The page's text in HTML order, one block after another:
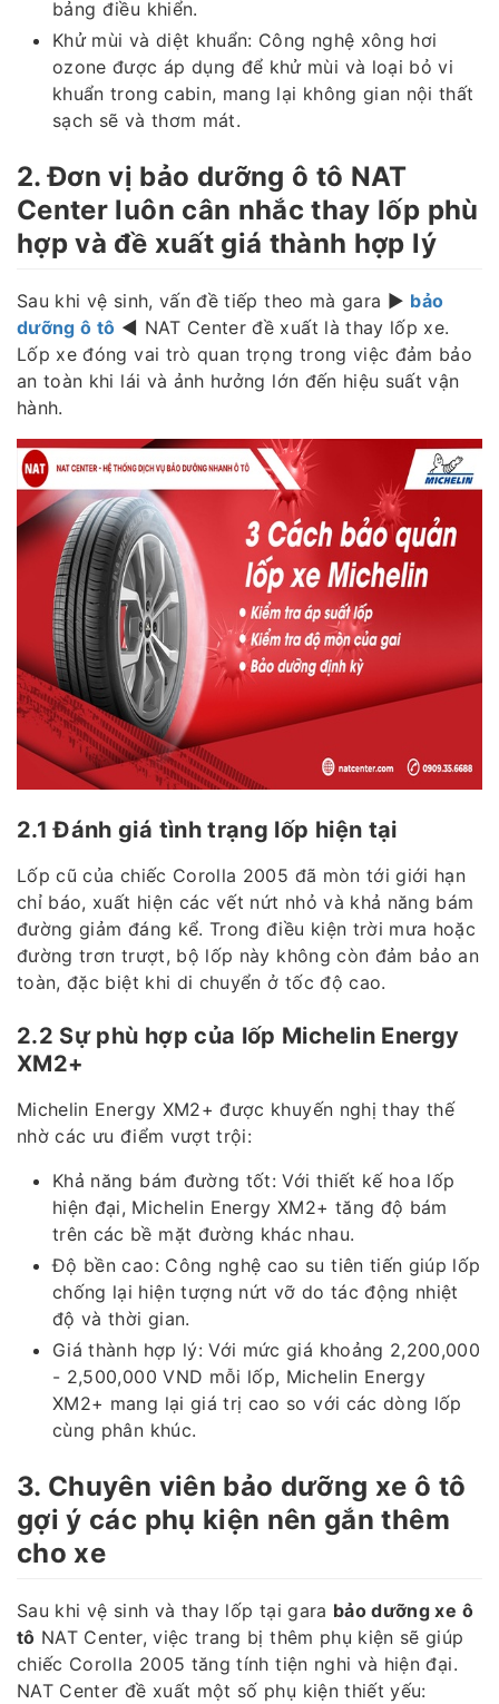
bảng điều khiển.
Khử mùi và diệt khuẩn: Công nghệ xông hơi
ozone được áp dụng để khử mùi và loại bỏ vi
khuẩn trong cabin, mang lại không gian nội thất
sạch sẽ và thơm mát.
2. Đơn vị bảo dưỡng ô tô NAT
Center luôn cân nhắc thay lốp phù
hợp và đề xuất giá thành hợp lý
Sau khi vệ sinh, vấn đề tiếp theo mà gara ▶️ bảo
dưỡng ô tô ◀️ NAT Center đề xuất là thay lốp xe.
Lốp xe đóng vai trò quan trọng trong việc đảm bảo
an toàn khi lái và ảnh hưởng lớn đến hiệu suất vận
hành.
2.1 Đánh giá tình trạng lốp hiện tại
Lốp cũ của chiếc Corolla 2005 đã mòn tới giới hạn
chỉ báo, xuất hiện các vết nứt nhỏ và khả năng bám
đường giảm đáng kể. Trong điều kiện trời mưa hoặc
đường trơn trượt, bộ lốp này không còn đảm bảo an
toàn, đặc biệt khi di chuyển ở tốc độ cao.
2.2 Sự phù hợp của lốp Michelin Energy
XM2+
Michelin Energy XM2+ được khuyến nghị thay thế
nhờ các ưu điểm vượt trội:
Khả năng bám đường tốt: Với thiết kế hoa lốp
hiện đại, Michelin Energy XM2+ tăng độ bám
trên các bề mặt đường khác nhau.
Độ bền cao: Công nghệ cao su tiên tiến giúp lốp
chống lại hiện tượng nứt vỡ do tác động nhiệt
độ và thời gian.
Giá thành hợp lý: Với mức giá khoảng 2,200,000
- 2,500,000 VND mỗi lốp, Michelin Energy
XM2+ mang lại giá trị cao so với các dòng lốp
cùng phân khúc.
3. Chuyên viên bảo dưỡng xe ô tô
gợi ý các phụ kiện nên gắn thêm
cho xe
Sau khi vệ sinh và thay lốp tại gara bảo dưỡng xe ô
tô NAT Center, việc trang bị thêm phụ kiện sẽ giúp
chiếc Corolla 2005 tăng tính tiện nghi và hiện đại.
NAT Center đề xuất một số phụ kiện thiết yếu: